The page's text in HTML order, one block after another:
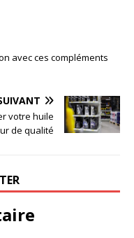
avec ces compléments
votre huile
de qualité